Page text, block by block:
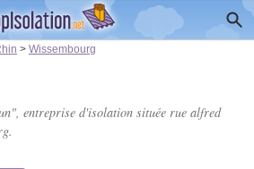
> Wissembourg
entreprise d'isolation située rue alfred